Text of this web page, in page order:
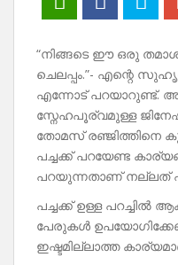
“നിങ്ങടെ ഈ ഒരു
ചെലപ്പം.”- എന്റെ
എന്നോട് പറയാറുണ്ട്.
സ്നേഹപൂര്വമുള്ള
തോമസ് രഞ്ജിത്തിനെ
പച്ചക്ക് പറയേണ്ട
പറയുന്നതാണ് നല്ലത്
പച്ചക്ക് ഉള്ള പറച്ചിൽ
പേരുകൾ
ഇഷ്ടമില്ലാത്ത